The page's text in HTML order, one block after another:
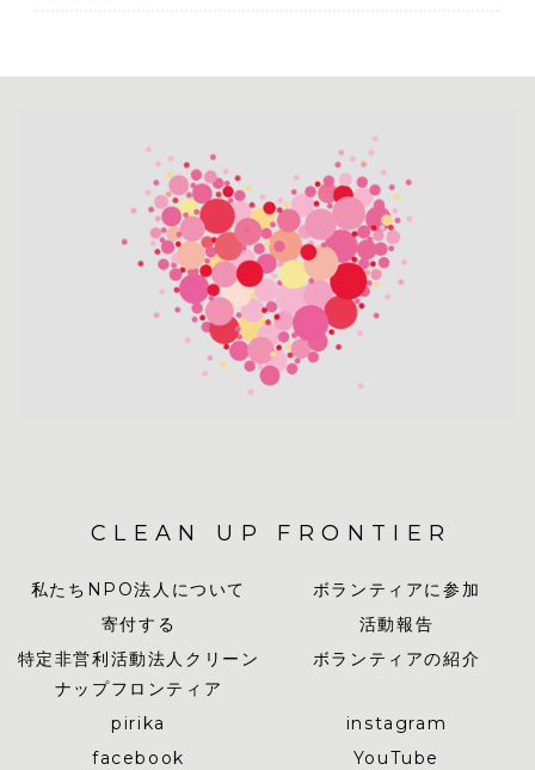
CLEAN UP FRONTIER
私たちNPO法人について
ボランティアに参加
寄付する
活動報告
特定非営利活動法人クリーン
ナップフロンティア
ボランティアの紹介
pirika
instagram
facebook
YouTube